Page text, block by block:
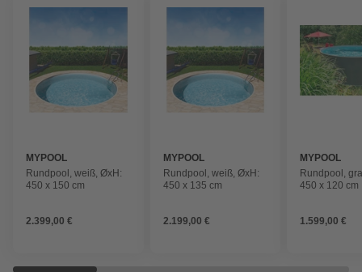
MYPOOL
Rundpool, weiß, ØxH:
450 x 150 cm
2.399,00 €
MYPOOL
Rundpool, weiß, ØxH:
450 x 135 cm
2.199,00 €
MYPOOL
Rundpool,
450 x 120 cm
1.599,00 €